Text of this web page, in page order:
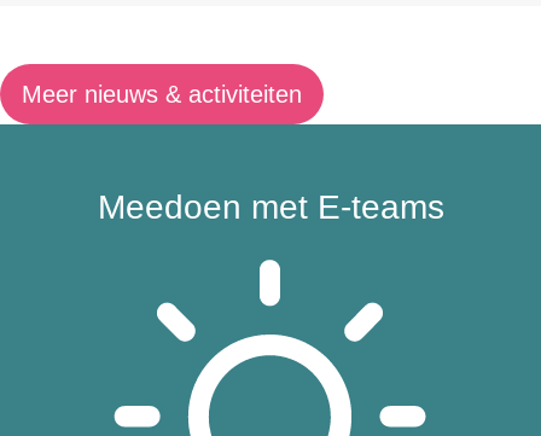
onthaald en kritisch bekeken.
De aanwezigen kwamen met verschillende suggesties en
bijhorend bestek.
aangeduid worden. Streefdatum voor uitvoering van de
Meer nieuws & activiteiten
Meedoen met E-teams